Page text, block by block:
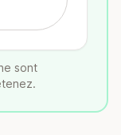
sont